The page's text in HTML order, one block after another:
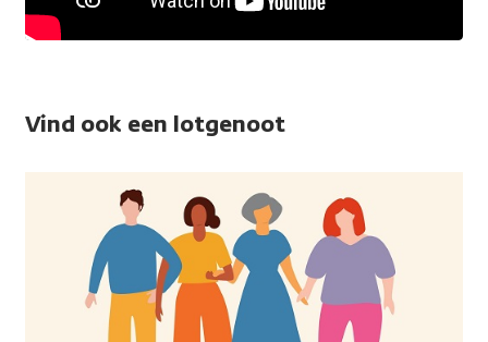
Vind ook een lotgenoot